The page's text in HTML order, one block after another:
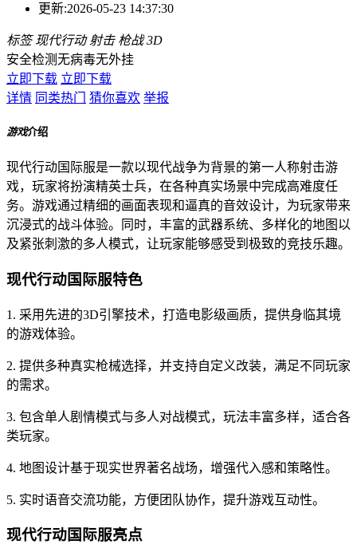
更新:2026-05-23 14:37:30
标签 现代行动 射击 枪战 3D
安全检测无病毒无外挂
立即下载 立即下载
详情 同类热门 猜你喜欢 举报
游戏介绍
现代行动国际服是一款以现代战争为背景的第一人称射击游
戏，玩家将扮演精英士兵，在各种真实场景中完成高难度任
务。游戏通过精细的画面表现和逼真的音效设计，为玩家带来
沉浸式的战斗体验。同时，丰富的武器系统、多样化的地图以
及紧张刺激的多人模式，让玩家能够感受到极致的竞技乐趣。
现代行动国际服特色
1. 采用先进的3D引擎技术，打造电影级画质，提供身临其境
的游戏体验。
2. 提供多种真实枪械选择，并支持自定义改装，满足不同玩家
的需求。
3. 包含单人剧情模式与多人对战模式，玩法丰富多样，适合各
类玩家。
4. 地图设计基于现实世界著名战场，增强代入感和策略性。
5. 实时语音交流功能，方便团队协作，提升游戏互动性。
现代行动国际服亮点